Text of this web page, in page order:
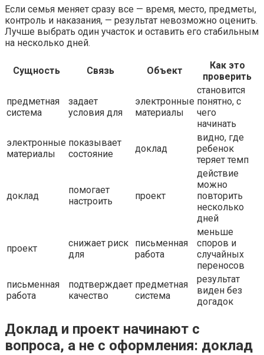
Если семья меняет сразу все — время, место, предметы,
контроль и наказания, — результат невозможно оценить.
Лучше выбрать один участок и оставить его стабильным
на несколько дней.
Сущность Связь Объект
Как это
проверить
предметная
система
задает
условия для
электронные
материалы
становится
понятно, с
чего
начинать
электронные
материалы
показывает
состояние
доклад
видно, где
ребенок
теряет темп
доклад
помогает
настроить
проект
действие
можно
повторить
несколько
дней
проект
снижает риск
для
письменная
работа
меньше
споров и
случайных
переносов
письменная
работа
подтверждает
качество
предметная
система
результат
виден без
догадок
Доклад и проект начинают с
вопроса, а не с оформления: доклад